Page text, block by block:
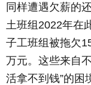
同样遭遇欠薪的
土班组2022年在
子工班组被拖欠
万元。这些来自
活拿不到钱”的困